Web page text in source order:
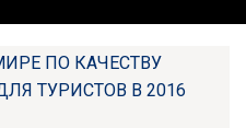
ПО КАЧЕСТВУ
ТУРИСТОВ В 2016